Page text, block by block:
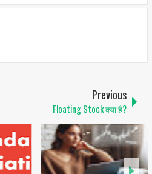
Previous
Floating Stock क्या है?